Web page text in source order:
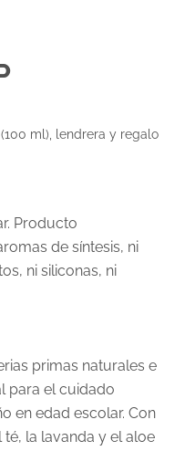
ml), lendrera y regalo
Producto
de síntesis, ni
ni siliconas, ni
primas naturales e
para el cuidado
en edad escolar. Con
la lavanda y el aloe